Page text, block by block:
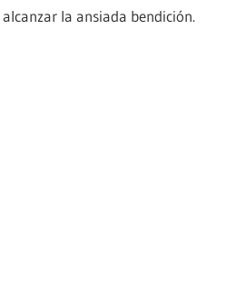
la ansiada bendición.